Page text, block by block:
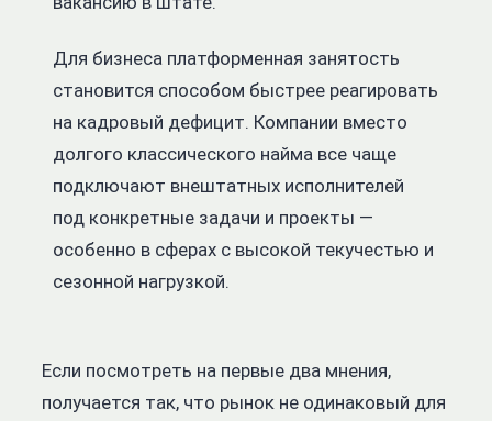
Для бизнеса платформенная занятость
становится способом быстрее реагировать
на кадровый дефицит. Компании вместо
долгого классического найма все чаще
подключают внештатных исполнителей
под конкретные задачи и проекты —
особенно в сферах с высокой текучестью и
сезонной нагрузкой.
Если посмотреть на первые два мнения,
получается так, что рынок не одинаковый для